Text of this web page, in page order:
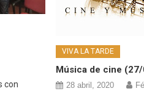
con
VIVA LA TARDE
Música de cine
28 abril, 2020